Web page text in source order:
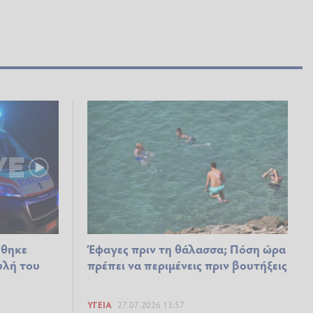
του
Έφαγες πριν τη θάλασσα; Πόση ώρα
πρέπει να περιμένεις πριν βουτήξεις
ΥΓΕΊΑ 27.07.2026 13:57